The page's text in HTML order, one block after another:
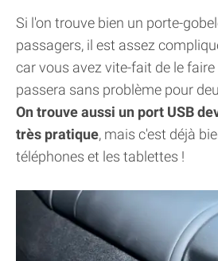
Si l'on trouve bien un porte-
passagers, il est assez
car vous avez vite-fait de le faire
passera sans problème pour
On trouve aussi un port USB
très pratique, mais c'est déjà
téléphones et les tablettes !